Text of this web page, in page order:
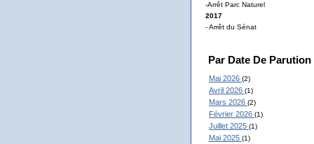
-Arrêt Parc Naturel
2017
- Arrêt du Sénat
Par Date De Parution
Mai 2026 (2)
Avril 2026 (1)
Mars 2026 (2)
Février 2026 (1)
Juillet 2025 (1)
Mai 2025 (1)